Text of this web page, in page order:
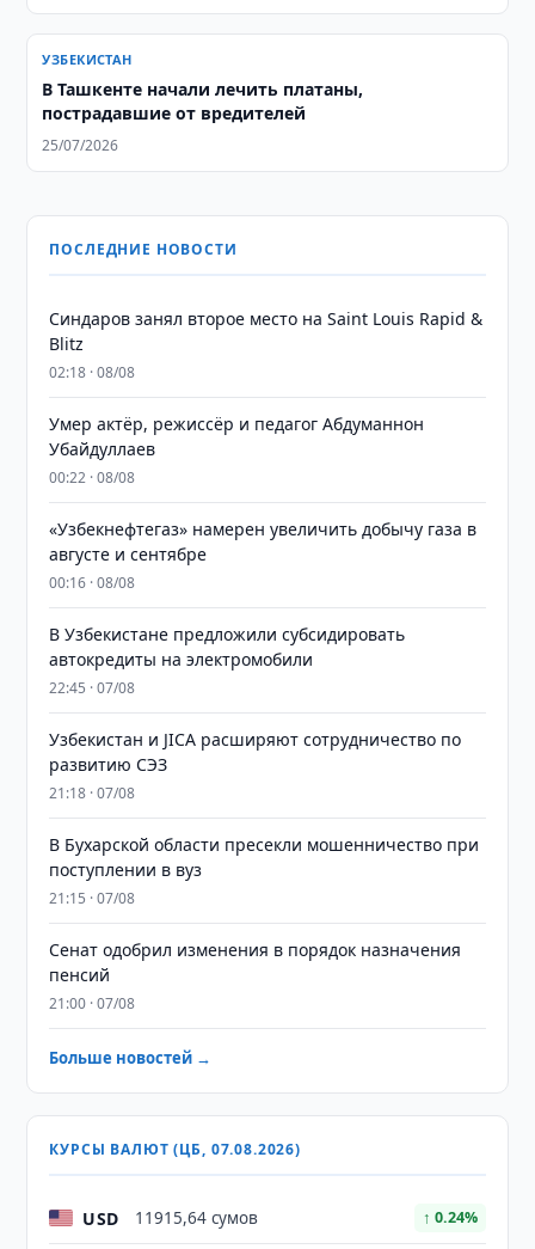
УЗБЕКИСТАН
В Ташкенте начали лечить платаны,
пострадавшие от вредителей
25/07/2026
ПОСЛЕДНИЕ НОВОСТИ
Синдаров занял второе место на Saint Louis Rapid &
Blitz
02:18 · 08/08
Умер актёр, режиссёр и педагог Абдуманнон
Убайдуллаев
00:22 · 08/08
«Узбекнефтегаз» намерен увеличить добычу газа в
августе и сентябре
00:16 · 08/08
В Узбекистане предложили субсидировать
автокредиты на электромобили
22:45 · 07/08
Узбекистан и JICA расширяют сотрудничество по
развитию СЭЗ
21:18 · 07/08
В Бухарской области пресекли мошенничество при
поступлении в вуз
21:15 · 07/08
Сенат одобрил изменения в порядок назначения
пенсий
21:00 · 07/08
Больше новостей →
КУРСЫ ВАЛЮТ (ЦБ, 07.08.2026)
USD 11915,64 сумов ↑ 0.24%